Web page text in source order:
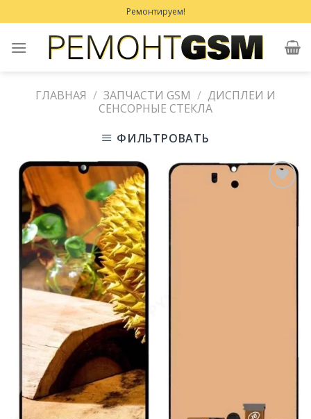
to
content
Ремонтируем!
ГЛАВНАЯ / ЗАПЧАСТИ GSM / ДИСПЛЕИ И
СЕНСОРНЫЕ СТЕКЛА
ФИЛЬТРОВАТЬ